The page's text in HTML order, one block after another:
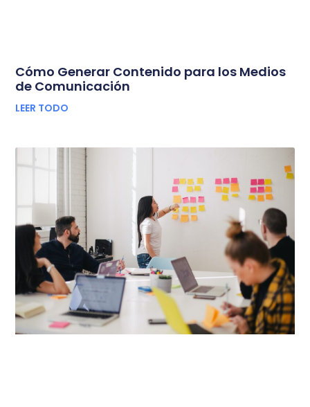
Cómo Generar Contenido para los Medios
de Comunicación
LEER TODO